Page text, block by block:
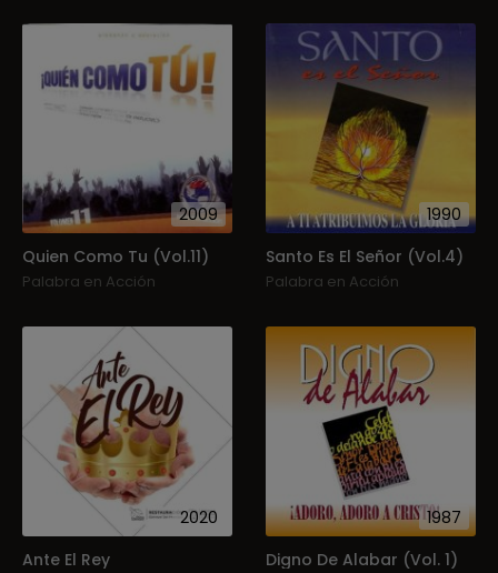
2009
Quien Como Tu (Vol.11)
Palabra en Acción
1990
Santo Es El Señor (Vol.4)
Palabra en Acción
2020
Ante El Rey
1987
Digno De Alabar (Vol. 1)